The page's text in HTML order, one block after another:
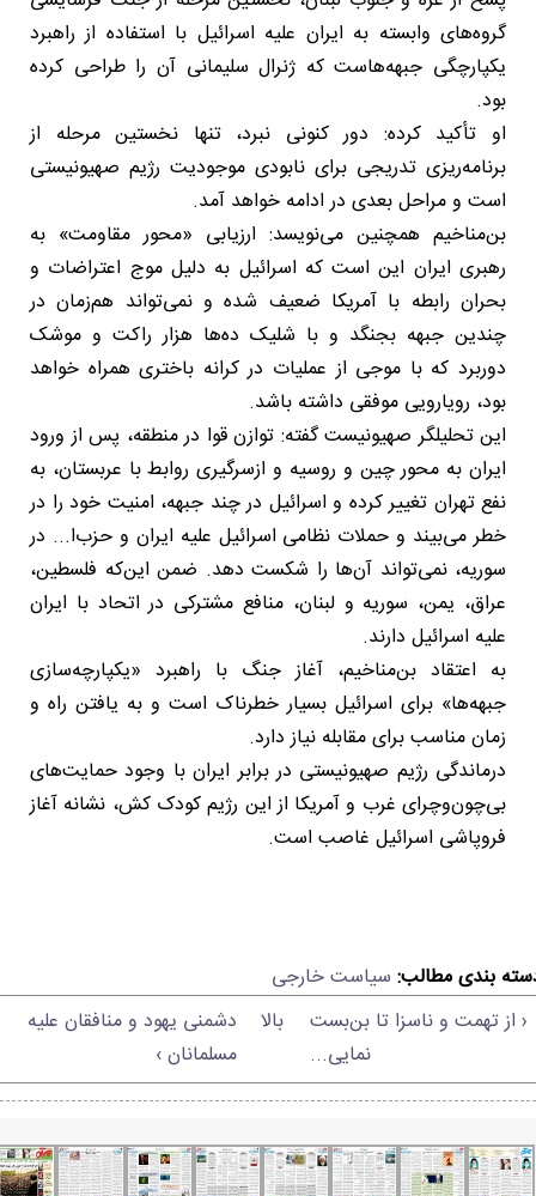
گروه‌های وابسته به ایران علیه اسرائیل با استفاده از راهبرد
یکپارچگی جبهه‌هاست که ژنرال سلیمانی آن را طراحی کرده
بود.
او تأکید کرده: دور کنونی نبرد، تنها نخستین مرحله از
برنامه‌ریزی تدریجی برای نابودی موجودیت رژیم صهیونیستی
است و مراحل بعدی در ادامه خواهد آمد.
بن‌مناخیم همچنین می‌نویسد: ارزیابی «محور مقاومت» به
رهبری ایران این است که اسرائیل به دلیل موج اعتراضات و
بحران رابطه با آمریکا ضعیف شده و نمی‌تواند هم‌زمان در
چندین جبهه بجنگد و با شلیک ده‌ها هزار راکت و موشک
دوربرد که با موجی از عملیات در کرانه باختری همراه خواهد
بود، رویارویی موفقی داشته باشد.
این تحلیلگر صهیونیست گفته: توازن قوا در منطقه، پس از ورود
ایران به محور چین و روسیه و ازسرگیری روابط با عربستان، به
نفع تهران تغییر کرده و اسرائیل در چند جبهه، امنیت خود را در
خطر می‌بیند و حملات نظامی اسرائیل علیه ایران و حزب‌ا... در
سوریه، نمی‌تواند آن‌ها را شکست دهد. ضمن این‌که فلسطین،
عراق، یمن، سوریه و لبنان، منافع مشترکی در اتحاد با ایران
علیه اسرائیل دارند.
به اعتقاد بن‌مناخیم، آغاز جنگ با راهبرد «یکپارچه‌سازی
جبهه‌ها» برای اسرائیل بسیار خطرناک است و به یافتن راه و
زمان مناسب برای مقابله نیاز دارد.
درماندگی رژیم صهیونیستی در برابر ایران با وجود حمایت‌های
بی‌چون‌وچرای غرب و آمریکا از این رژیم کودک کش، نشانه آغاز
فروپاشی اسرائیل غاصب است.
بندی مطالب: سیاست خارجی
‹ از تهمت و ناسزا تا بن‌بست
نمایی...
بالا
دشمنی یهود و منافقان علیه
مسلمانان ›